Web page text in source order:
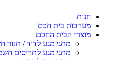
חנות
מערכות בית חכם
מוצרי הבית החכם
מתגי מגע לדוד / תנור
מתגי מגע לתריסים